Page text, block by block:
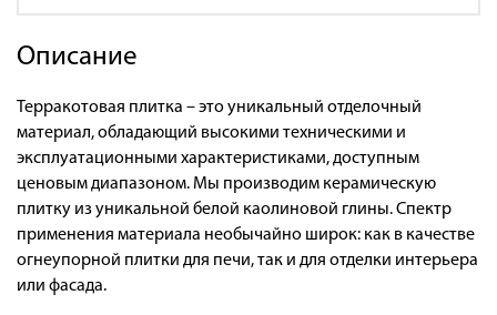
Описание
Терракотовая плитка – это уникальный отделочный
материал, обладающий высокими техническими и
эксплуатационными характеристиками, доступным
ценовым диапазоном. Мы производим керамическую
плитку из уникальной белой каолиновой глины. Спектр
применения материала необычайно широк: как в качестве
огнеупорной плитки для печи, так и для отделки интерьера
или фасада.